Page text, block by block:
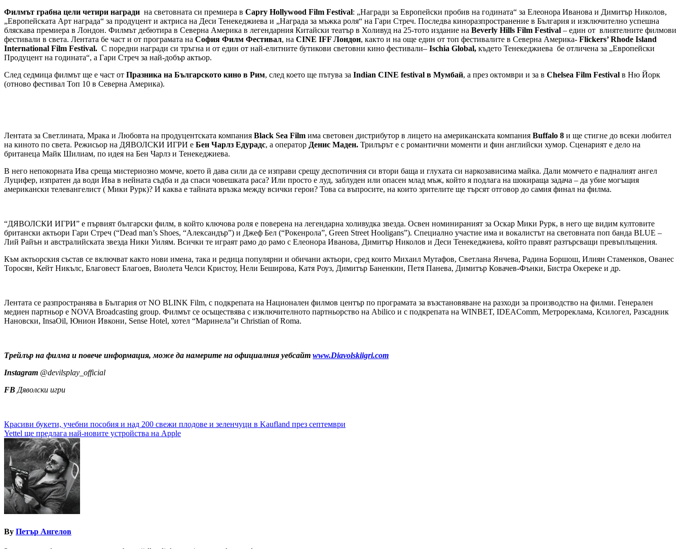
Филмът грабна цели четири награди на световната си премиера в Capry Hollywood Film Festival: „Награди за Европейски пробив на годината“ за Елеонора Иванова и Димитър Николов,
„Европейската Арт награда“ за продуцент и актриса на Деси Тенекеджиева и „Награда за мъжка роля“ на Гари Стреч. Последва киноразпространение в България и изключително успешна
бляскава премиера в Лондон. Филмът дебютира в Северна Америка в легендарния Китайски театър в Холивуд на 25-тото издание на Beverly Hills Film Festival – един от влиятелните филмови
фестивали в света. Лентата бе част и от програмата на София Филм Фестивал, на CINE IFF Лондон, както и на още един от топ фестивалите в Северна Америка- Flickers’ Rhode Island
International Film Festival. С поредни награди си тръгна и от един от най-елитните бутикови световни кино фестивали– Ischia Global, където Тенекеджиева бе отличена за „Европейски
Продуцент на годината“, а Гари Стреч за най-добър актьор.
След седмица филмът ще е част от Празника на Българското кино в Рим, след което ще пътува за Indian CINE festival в Мумбай, а през октомври и за в Chelsea Film Festival в Ню Йорк
(отново фестивал Топ 10 в Северна Америка).
Лентата за Светлината, Мрака и Любовта на продуцентската компания Black Sea Film има световен дистрибутор в лицето на американската компания Buffalo 8 и ще стигне до всеки любител
на киното по света. Режисьор на ДЯВОЛСКИ ИГРИ е Бен Чарлз Едурадс, а оператор Денис Маден. Трилърът е с романтични моменти и фин английски хумор. Сценарият е дело на
британеца Майк Шилиам, по идея на Бен Чарлз и Тенекеджиева.
В него непокорната Ива среща мистериозно момче, което й дава сили да се изправи срещу деспотичния си втори баща и глухата си наркозависима майка. Дали момчето е падналият ангел
Луцифер, изпратен да води Ива в нейната съдба и да спаси човешката раса? Или просто е луд, заблуден или опасен млад мъж, който я подлага на шокираща задача – да убие могъщия
американски телевангелист ( Мики Рурк)? И каква е тайната връзка между всички герои? Това са въпросите, на които зрителите ще търсят отговор до самия финал на филма.
“ДЯВОЛСКИ ИГРИ” е първият български филм, в който ключова роля е поверена на легендарна холивудка звезда. Освен номинираният за Оскар Мики Рурк, в него ще видим култовите
британски актьори Гари Стреч (“Dead man’s Shoes, “Александър”) и Джеф Бел (“Рокенрола”, Green Street Hooligans”). Специално участие има и вокалистът на световната поп банда BLUE –
Лий Райън и австралийската звезда Ники Уилям. Всички те играят рамо до рамо с Елеонора Иванова, Димитър Николов и Деси Тенекеджиева, който правят разтърсващи превъплъщения.
Към актьорския състав се включват както нови имена, така и редица популярни и обичани актьори, сред които Михаил Мутафов, Светлана Янчева, Радина Боршош, Илиян Стаменков, Ованес
Торосян, Кейт Никълс, Благовест Благоев, Виолета Челси Кристoу, Нели Беширова, Катя Роуз, Димитър Баненкин, Петя Панева, Димитър Ковачев-Фънки, Бистра Окереке и др.
Лентата се разпространява в България от NO BLINK Film, с подкрепата на Национален филмов център по програмата за възстановяване на разходи за производство на филми. Генерален
медиен партньор е NOVA Broadcasting group. Филмът се осъществява с изключителното партньорство на Abilico и с подкрепата на WINBET, IDEAComm, Метрореклама, Ксилогел, Разсадник
Нановски, InsaOil, Юнион Ивкони, Sense Hotel, хотел “Маринела”и Christian of Roma.
Трейлър на филма и повече информация, може да намеритe на официалния уебсайт www.Diavolskiigri.com
Instagram @devilsplay_official
FBДяволски игри
Навигация
Красиви букети, учебни пособия и над 200 свежи плодове и зеленчуци в Kaufland през септември
Yettel ще предлага най-новите устройства на Apple
By Петър Ангелов